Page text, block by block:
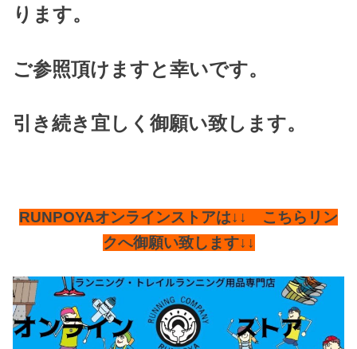
ります。
ご参照頂けますと幸いです。
引き続き宜しく御願い致します。
RUNPOYAオンラインストアは↓↓ こちらリン
クへ御願い致します↓↓